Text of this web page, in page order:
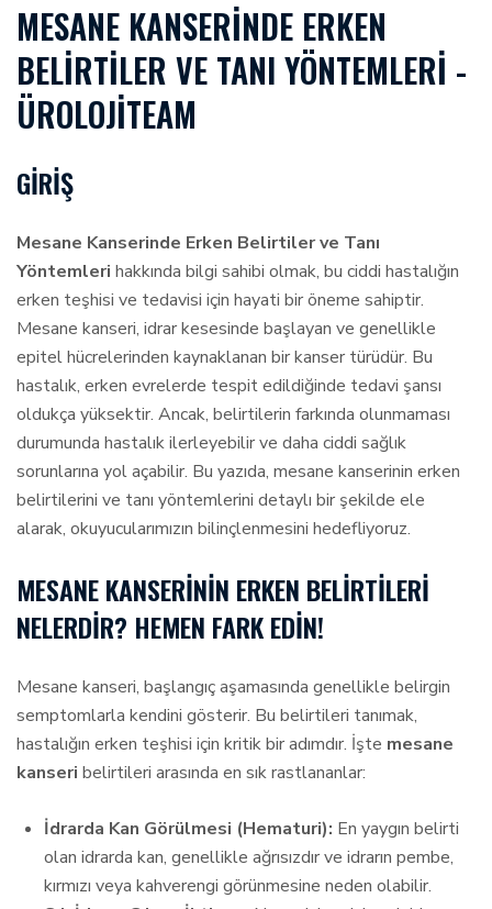
MESANE KANSERINDE ERKEN
BELIRTILER VE TANI YÖNTEMLERI -
ÜROLOJITEAM
GIRIŞ
Mesane Kanserinde Erken Belirtiler ve Tanı
Yöntemleri hakkında bilgi sahibi olmak, bu ciddi hastalığın
erken teşhisi ve tedavisi için hayati bir öneme sahiptir.
Mesane kanseri, idrar kesesinde başlayan ve genellikle
epitel hücrelerinden kaynaklanan bir kanser türüdür. Bu
hastalık, erken evrelerde tespit edildiğinde tedavi şansı
oldukça yüksektir. Ancak, belirtilerin farkında olunmaması
durumunda hastalık ilerleyebilir ve daha ciddi sağlık
sorunlarına yol açabilir. Bu yazıda, mesane kanserinin erken
belirtilerini ve tanı yöntemlerini detaylı bir şekilde ele
alarak, okuyucularımızın bilinçlenmesini hedefliyoruz.
MESANE KANSERININ ERKEN BELIRTILERI
NELERDIR? HEMEN FARK EDIN!
Mesane kanseri, başlangıç aşamasında genellikle belirgin
semptomlarla kendini gösterir. Bu belirtileri tanımak,
hastalığın erken teşhisi için kritik bir adımdır. İşte mesane
kanseri belirtileri arasında en sık rastlananlar:
İdrarda Kan Görülmesi (Hematuri): En yaygın belirti
olan idrarda kan, genellikle ağrısızdır ve idrarın pembe,
kırmızı veya kahverengi görünmesine neden olabilir.